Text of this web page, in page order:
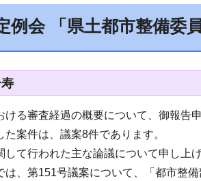
例会 「県土都市整備委
る審査経過の概要について、御報告申
案件は、議案8件であります。
して行われた主な論議について申し上げ
は、第151号議案について、「都市整